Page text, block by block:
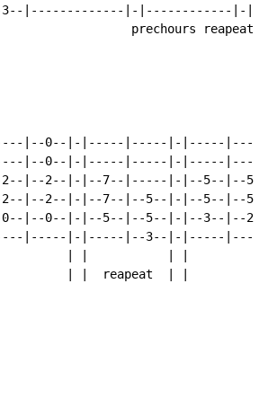
3--|-------------|-|------------|-
prechours reapeat
|--0--|-|-----|-----|-|-----
|--0--|-|-----|-----|-|-----
2--|--2--|-|--7--|-----|-|--5--|--
2--|--2--|-|--7--|--5--|-|--5--|--
0--|--0--|-|--5--|--5--|-|--3--|--
|-----|-|-----|--3--|-|-----
| |  reapeat  | |